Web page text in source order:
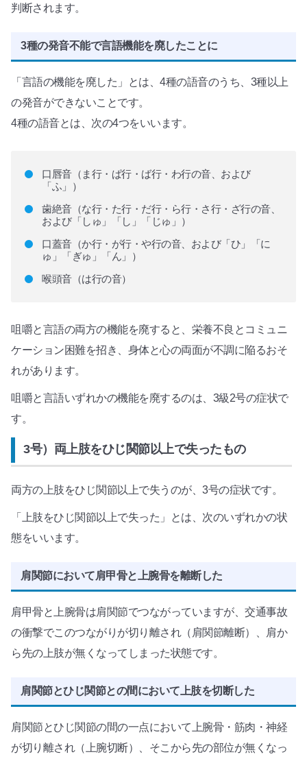
判断されます。
3種の発音不能で言語機能を廃したことに
「言語の機能を廃した」とは、4種の語音のうち、3種以上
の発音ができないことです。
4種の語音とは、次の4つをいいます。
口唇音（ま行・ぱ行・ば行・わ行の音、および
「ふ」）
歯絶音（な行・た行・だ行・ら行・さ行・ざ行の音、
および「しゅ」「し」「じゅ」）
口蓋音（か行・が行・や行の音、および「ひ」「に
ゅ」「ぎゅ」「ん」）
喉頭音（は行の音）
咀嚼と言語の両方の機能を廃すると、栄養不良とコミュニ
ケーション困難を招き、身体と心の両面が不調に陥るおそ
れがあります。
咀嚼と言語いずれかの機能を廃するのは、3級2号の症状で
す。
3号）両上肢をひじ関節以上で失ったもの
両方の上肢をひじ関節以上で失うのが、3号の症状です。
「上肢をひじ関節以上で失った」とは、次のいずれかの状
態をいいます。
肩関節において肩甲骨と上腕骨を離断した
肩甲骨と上腕骨は肩関節でつながっていますが、交通事故
の衝撃でこのつながりが切り離され（肩関節離断）、肩か
ら先の上肢が無くなってしまった状態です。
肩関節とひじ関節との間において上肢を切断した
肩関節とひじ関節の間の一点において上腕骨・筋肉・神経
が切り離され（上腕切断）、そこから先の部位が無くなっ